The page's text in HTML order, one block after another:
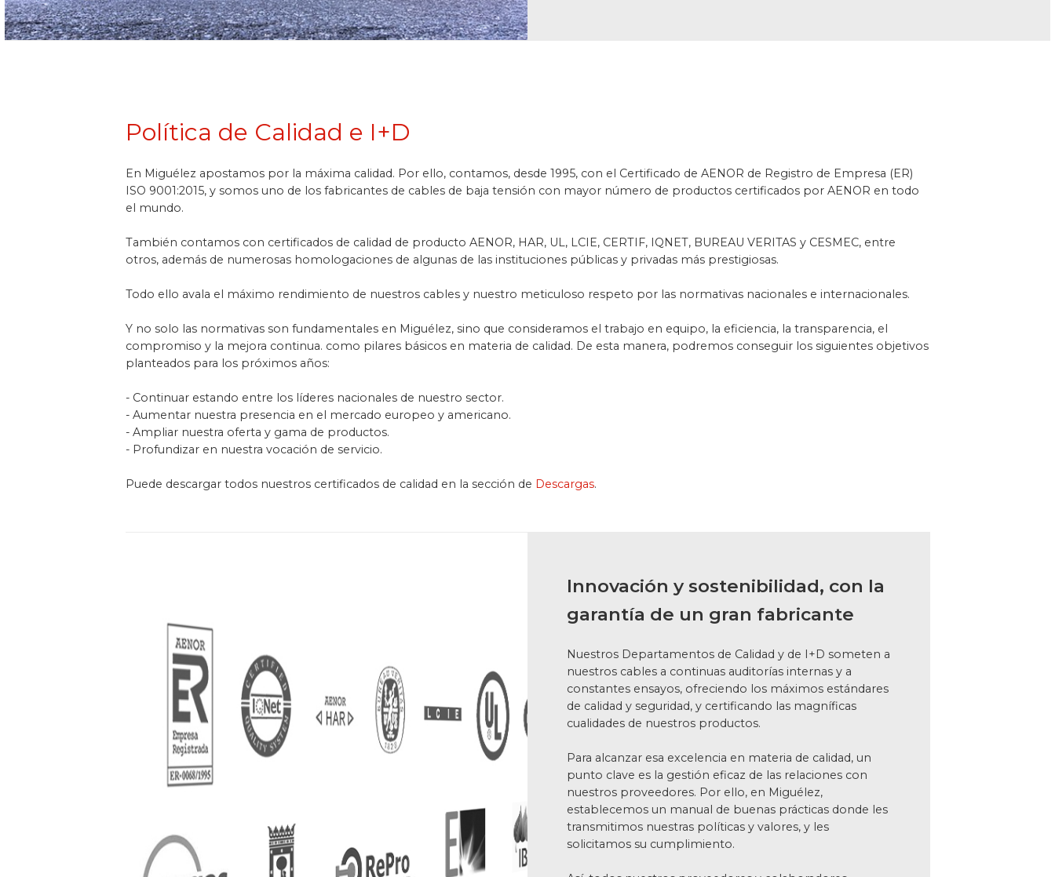
Política de Calidad e I+D
En Miguélez apostamos por la máxima calidad. Por ello, contamos, desde 1995, con el Certificado de AENOR de Registro de Empresa (ER)
ISO 9001:2015, y somos uno de los fabricantes de cables de baja tensión con mayor número de productos certificados por AENOR en todo
el mundo.
También contamos con certificados de calidad de producto AENOR, HAR, UL, LCIE, CERTIF, IQNET, BUREAU VERITAS y CESMEC, entre
otros, además de numerosas homologaciones de algunas de las instituciones públicas y privadas más prestigiosas.
Todo ello avala el máximo rendimiento de nuestros cables y nuestro meticuloso respeto por las normativas nacionales e internacionales.
Y no solo las normativas son fundamentales en Miguélez, sino que consideramos el trabajo en equipo, la eficiencia, la transparencia, el
compromiso y la mejora continua. como pilares básicos en materia de calidad. De esta manera, podremos conseguir los siguientes objetivos
planteados para los próximos años:
- Continuar estando entre los líderes nacionales de nuestro sector.
- Aumentar nuestra presencia en el mercado europeo y americano.
- Ampliar nuestra oferta y gama de productos.
- Profundizar en nuestra vocación de servicio.
Puede descargar todos nuestros certificados de calidad en la sección de Descargas.
Innovación y sostenibilidad, con la
garantía de un gran fabricante
Nuestros Departamentos de Calidad y de I+D someten a
nuestros cables a continuas auditorías internas y a
constantes ensayos, ofreciendo los máximos estándares
de calidad y seguridad, y certificando las magníficas
cualidades de nuestros productos.
Para alcanzar esa excelencia en materia de calidad, un
punto clave es la gestión eficaz de las relaciones con
nuestros proveedores. Por ello, en Miguélez,
establecemos un manual de buenas prácticas donde les
transmitimos nuestras políticas y valores, y les
solicitamos su cumplimiento.